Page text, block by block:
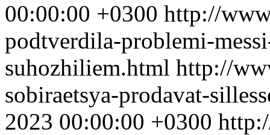
00:00:00 +0300 http://
podtverdila-problemi-
suhozhiliem.html http://
sobiraetsya-prodavat-
2023 00:00:00 +0300